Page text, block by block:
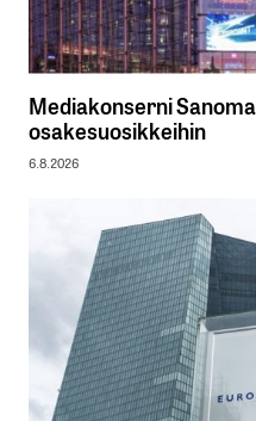
Mediakonserni
osakesuosikkeihin
6.8.2026